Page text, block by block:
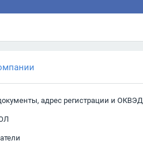
адрес регистрации и ОКВЭД